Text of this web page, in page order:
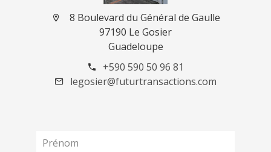
8 Boulevard du Général de Gaulle
97190 Le Gosier
Guadeloupe
+590 590 50 96 81
legosier@futurtransactions.com